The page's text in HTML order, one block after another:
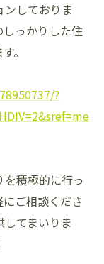
ンしておりま
っかりした住
。
?
積極的に行っ
ご相談くださ
てまいりま